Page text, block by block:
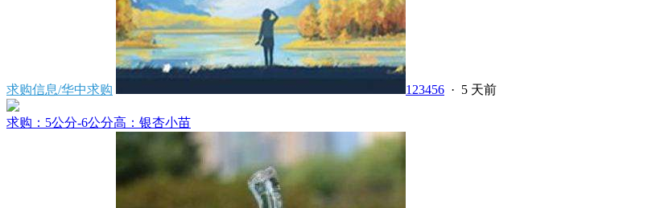
求购信息/华中求购 123456 · 5 天前
求购：5公分-6公分高：银杏小苗